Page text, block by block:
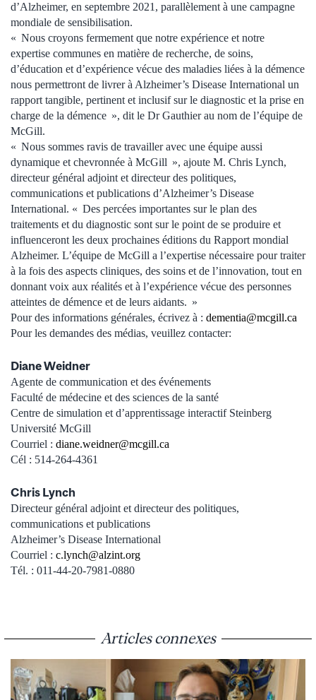
d’Alzheimer, en septembre 2021, parallèlement à une campagne
mondiale de sensibilisation.
« Nous croyons fermement que notre expérience et notre
expertise communes en matière de recherche, de soins,
d’éducation et d’expérience vécue des maladies liées à la démence
nous permettront de livrer à Alzheimer’s Disease International un
rapport tangible, pertinent et inclusif sur le diagnostic et la prise en
charge de la démence », dit le Dr Gauthier au nom de l’équipe de
McGill.
« Nous sommes ravis de travailler avec une équipe aussi
dynamique et chevronnée à McGill », ajoute M. Chris Lynch,
directeur général adjoint et directeur des politiques,
communications et publications d’Alzheimer’s Disease
International. « Des percées importantes sur le plan des
traitements et du diagnostic sont sur le point de se produire et
influenceront les deux prochaines éditions du Rapport mondial
Alzheimer. L’équipe de McGill a l’expertise nécessaire pour traiter
à la fois des aspects cliniques, des soins et de l’innovation, tout en
donnant voix aux réalités et à l’expérience vécue des personnes
atteintes de démence et de leurs aidants. »
Pour des informations générales, écrivez à : dementia@mcgill.ca
Pour les demandes des médias, veuillez contacter:
Diane Weidner
Agente de communication et des événements
Faculté de médecine et des sciences de la santé
Centre de simulation et d’apprentissage interactif Steinberg
Université McGill
Courriel : diane.weidner@mcgill.ca
Cél : 514-264-4361
Chris Lynch
Directeur général adjoint et directeur des politiques,
communications et publications
Alzheimer’s Disease International
Courriel : c.lynch@alzint.org
Tél. : 011-44-20-7981-0880
Articles connexes